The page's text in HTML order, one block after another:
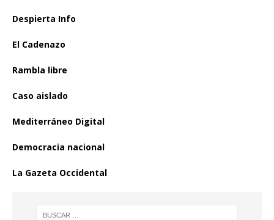
Despierta Info
El Cadenazo
Rambla libre
Caso aislado
Mediterráneo Digital
Democracia nacional
La Gazeta Occidental